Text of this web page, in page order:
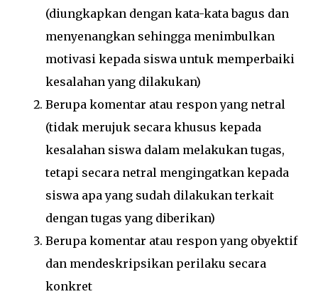
(diungkapkan dengan kata-kata bagus dan
menyenangkan sehingga menimbulkan
motivasi kepada siswa untuk memperbaiki
kesalahan yang dilakukan)
Berupa komentar atau respon yang netral
(tidak merujuk secara khusus kepada
kesalahan siswa dalam melakukan tugas,
tetapi secara netral mengingatkan kepada
siswa apa yang sudah dilakukan terkait
dengan tugas yang diberikan)
Berupa komentar atau respon yang obyektif
dan mendeskripsikan perilaku secara
konkret